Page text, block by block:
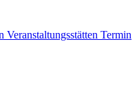
Veranstaltungsstätten Termin